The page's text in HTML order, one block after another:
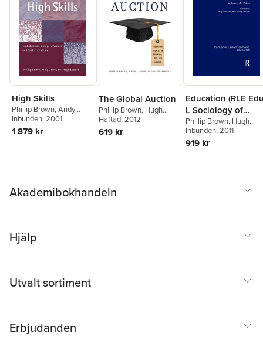
High Skills
Phillip Brown,Andy
Green,Hugh Lauder
Inbunden, 2001
1 879 kr
The Global Auction
Phillip Brown, Hugh
Lauder,David Ashton
Häftad, 2012
619 kr
Education (RLE
L Sociology of
Education)
Phillip Brown, Hugh
Lauder
Inbunden, 2011
919 kr
Akademibokhandeln
Hjälp
Utvalt sortiment
Erbjudanden